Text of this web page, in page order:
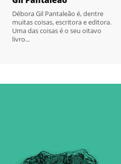
Débora Gil Pantaleão é, dentre
muitas coisas, escritora e editora.
Uma das coisas é o seu oitavo
livro...